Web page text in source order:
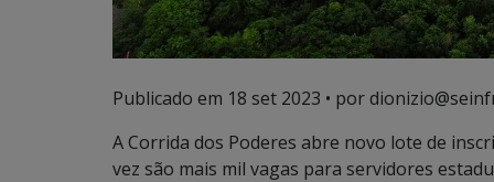
Publicado em 18 set 2023 • por
A Corrida dos Poderes abre novo lote de
vez são mais mil vagas para servidores